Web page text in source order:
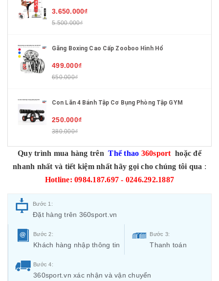
3.650.000₫
5.500.000₫
Găng Boxing Cao Cấp Zooboo Hình Hổ
499.000₫
650.000₫
Con Lăn 4 Bánh Tập Cơ Bụng Phòng Tập GYM
250.000₫
380.000₫
Quy trình mua hàng trên Thể thao 360sport hoặc để
nhanh nhất và tiết kiệm nhất hãy gọi cho chúng tôi qua :
Hotline: 0984.187.697 - 0246.292.1887
Bước 1:
Đặt hàng trên 360sport.vn
Bước 2:
Khách hàng nhập thông tin
Bước 3:
Thanh toán
Bước 4:
360sport.vn xác nhận và vận chuyển